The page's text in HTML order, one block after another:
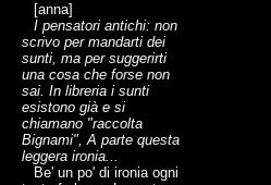
[anna]
I pensatori antichi: non
scrivo per mandarti dei
sunti, ma per suggerirti
una cosa che forse non
sai. In libreria i sunti
esistono già e si
chiamano "raccolta
Bignami", A parte questa
leggera ironia...
Be' un po' di ironia ogni